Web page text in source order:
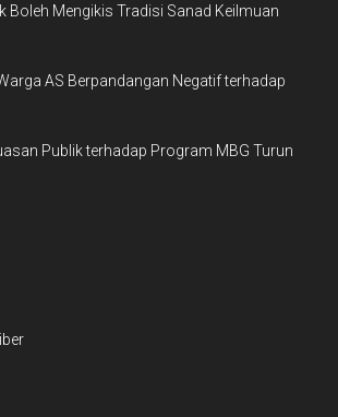
Boleh Mengikis Tradisi Sanad Keilmuan
AS Berpandangan Negatif terhadap
Publik terhadap Program MBG Turun